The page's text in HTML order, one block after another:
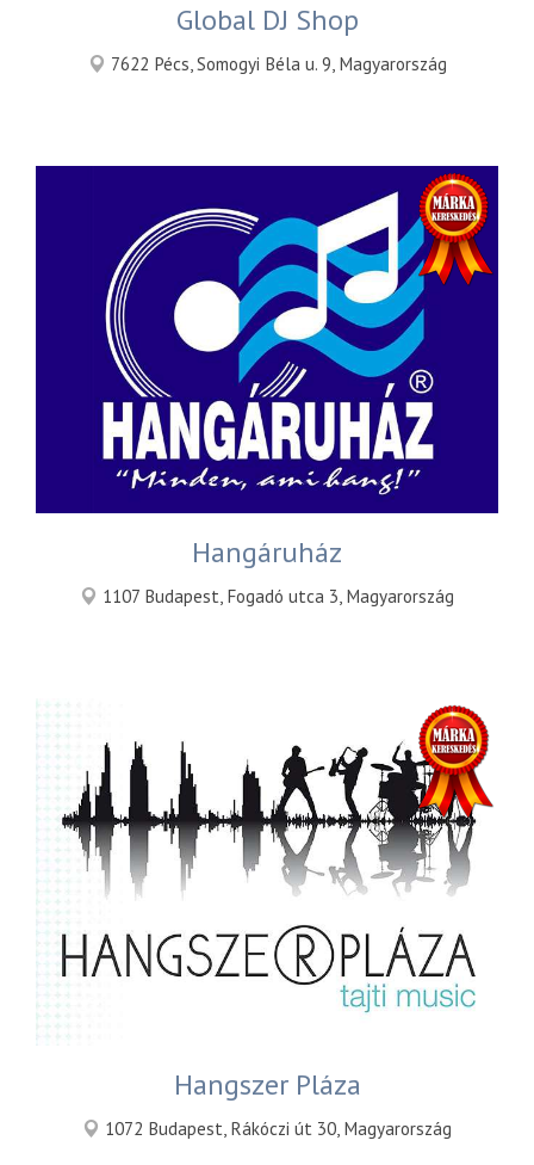
Global DJ Shop
7622 Pécs, Somogyi Béla u. 9, Magyarország
Hangáruház
1107 Budapest, Fogadó utca 3, Magyarország
Hangszer Pláza
1072 Budapest, Rákóczi út 30, Magyarország